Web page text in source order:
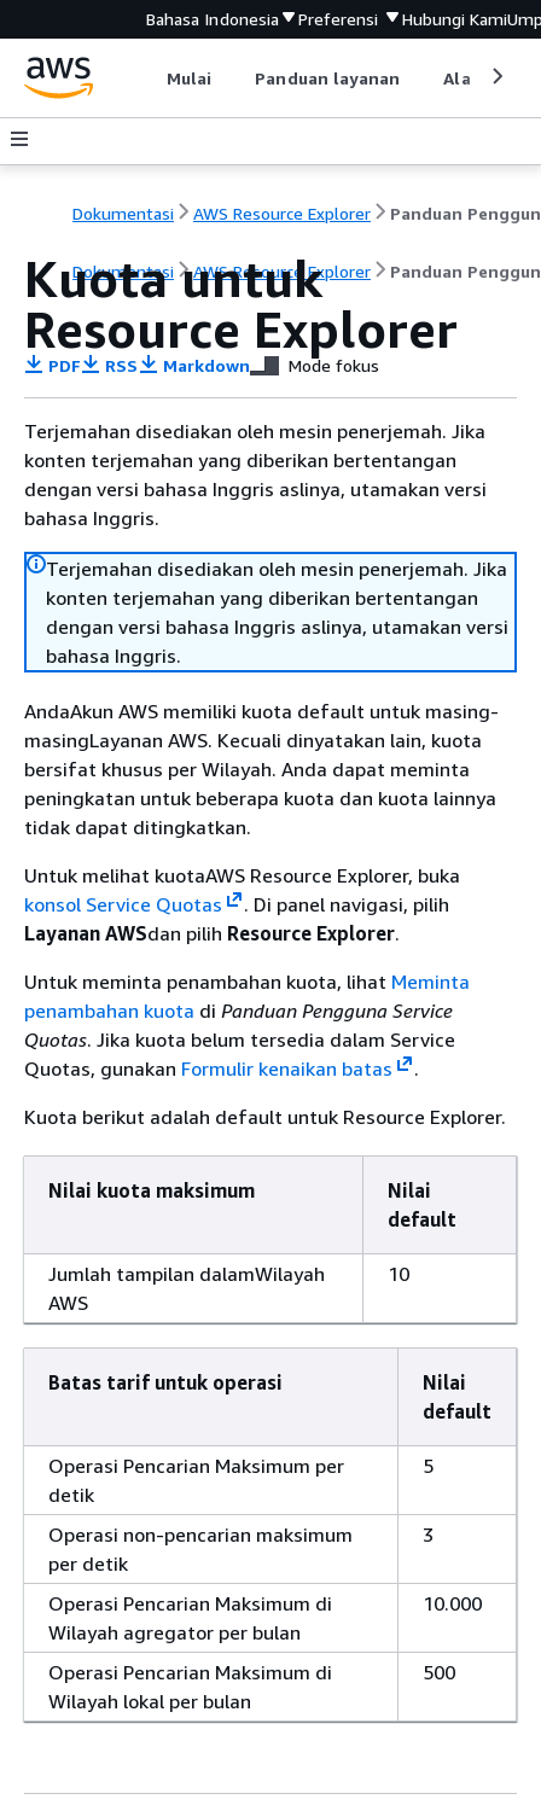
Bahasa Indonesia Preferensi Hubungi Kami
Mulai Panduan layanan Alat
Dokumentasi AWS Resource Explorer Panduan
Dokumentasi AWS Resource Explorer Panduan
Kuota untuk
Resource Explorer
PDF RSS Markdown Mode fokus
Terjemahan disediakan oleh mesin penerjemah. Jika
konten terjemahan yang diberikan bertentangan
dengan versi bahasa Inggris aslinya, utamakan versi
bahasa Inggris.
Terjemahan disediakan oleh mesin penerjemah. Jika
konten terjemahan yang diberikan bertentangan
dengan versi bahasa Inggris aslinya, utamakan versi
bahasa Inggris.
AndaAkun AWS memiliki kuota default untuk masing-
masingLayanan AWS. Kecuali dinyatakan lain, kuota
bersifat khusus per Wilayah. Anda dapat meminta
peningkatan untuk beberapa kuota dan kuota lainnya
tidak dapat ditingkatkan.
Untuk melihat kuotaAWS Resource Explorer, buka
konsol Service Quotas
. Di panel navigasi, pilih
Layanan AWSdan pilih Resource Explorer.
Untuk meminta penambahan kuota, lihat Meminta
penambahan kuota di Panduan Pengguna Service
Quotas. Jika kuota belum tersedia dalam Service
Quotas, gunakan Formulir kenaikan batas
.
Kuota berikut adalah default untuk Resource Explorer.
Nilai kuota maksimum
Nilai
default
Jumlah tampilan dalamWilayah
AWS
10
Batas tarif untuk operasi
Nilai
default
Operasi Pencarian Maksimum per
detik
5
Operasi non-pencarian maksimum
per detik
3
Operasi Pencarian Maksimum di
Wilayah agregator per bulan
10.000
Operasi Pencarian Maksimum di
Wilayah lokal per bulan
500